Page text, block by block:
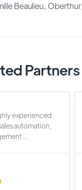
Beaulieu,
Partners
experienced
automation,
...